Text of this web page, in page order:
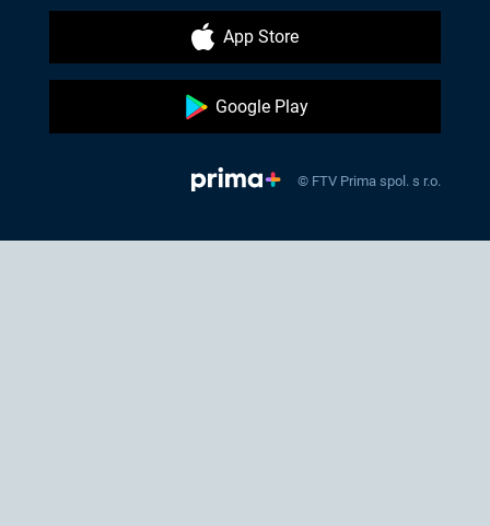
App Store
Google Play
© FTV Prima spol. s r.o.